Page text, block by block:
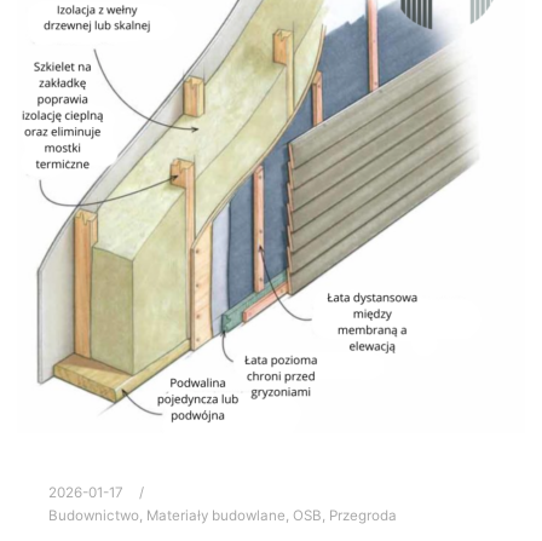
2026-01-17
Budownictwo, Materiały budowlane, OSB, Przegroda